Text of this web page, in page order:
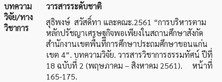
บทความ
วิจัย/ทาง
วิชาการ
วารสารระดับชาติ
สุธิพงษ์ สวัสดิ์ทา และคณะ.2561 “การบริหารตาม
หลักปรัชญาเศรษฐกิจพอเพียงในสถานศึกษาสังกัด
สำนักงานเขตพื้นที่การศึกษาประถมศึกษาขอนแก่น
เขต 4”. บทความวิจัย. วารสารวิชาการธรรมทัศน์ ปีที่
18 ฉบับที่ 2 (พฤษภาคม – สิงหาคม 2561). หน้าที่
165-175.